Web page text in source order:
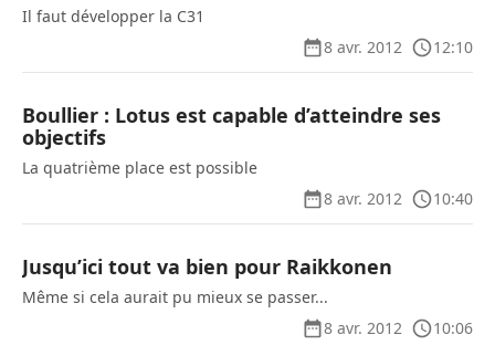
Il faut développer la C31
8 avr. 2012
12:10
Boullier : Lotus est capable d’atteindre ses
objectifs
La quatrième place est possible
8 avr. 2012
10:40
Jusqu’ici tout va bien pour Raikkonen
Même si cela aurait pu mieux se passer...
8 avr. 2012
10:06